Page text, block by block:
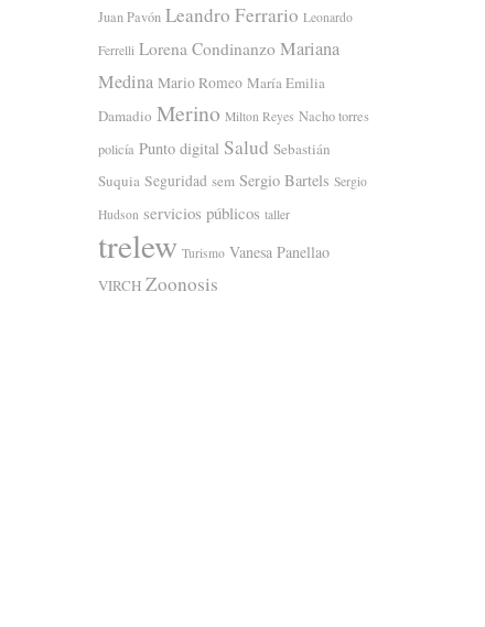
Juan Pavón Leandro Ferrario Leonardo
Ferrelli Lorena Condinanzo Mariana
Medina Mario Romeo María Emilia
Damadio Merino Milton Reyes Nacho torres
policía Punto digital Salud Sebastián
Suquia Seguridad sem Sergio Bartels Sergio
Hudson servicios públicos taller
trelew Turismo Vanesa Panellao
VIRCH Zoonosis